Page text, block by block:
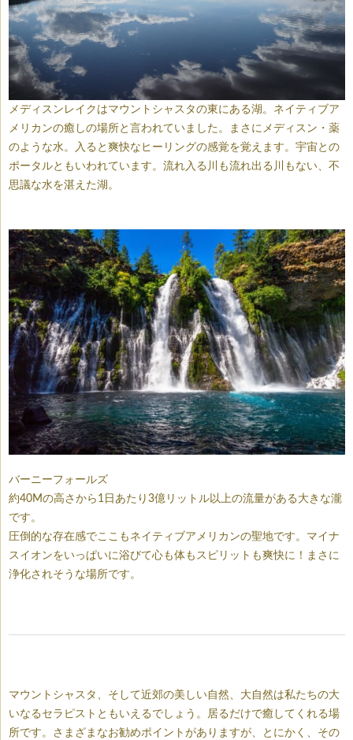
メディスンレイクはマウントシャスタの東にある湖。ネイティブア
メリカンの癒しの場所と言われていました。まさにメディスン・薬
のような水。入ると爽快なヒーリングの感覚を覚えます。宇宙との
ポータルともいわれています。流れ入る川も流れ出る川もない、不
思議な水を湛えた湖。
バーニーフォールズ
約40Mの高さから1日あたり3億リットル以上の流量がある大きな瀧
です。
圧倒的な存在感でここもネイティブアメリカンの聖地です。マイナ
スイオンをいっぱいに浴びて心も体もスピリットも爽快に！まさに
浄化されそうな場所です。
マウントシャスタ、そして近郊の美しい自然、大自然は私たちの大
いなるセラピストともいえるでしょう。居るだけで癒してくれる場
所です。さまざまなお勧めポイントがありますが、とにかく、その